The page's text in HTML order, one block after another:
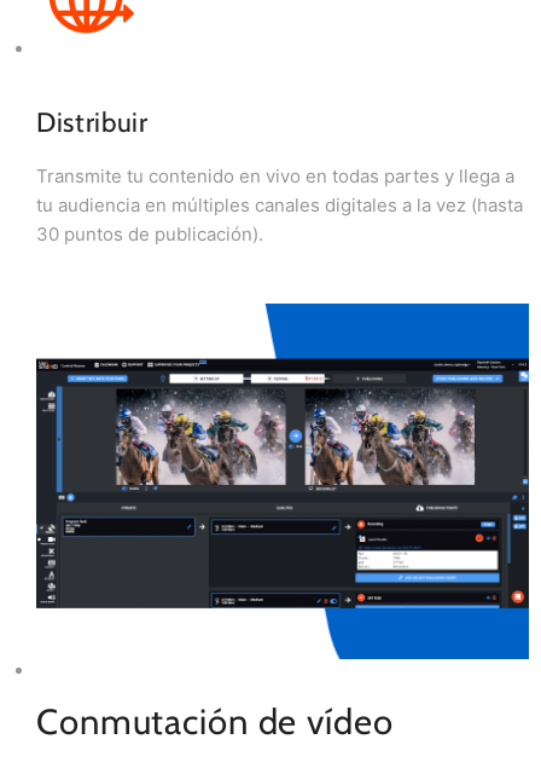
Distribuir
Transmite tu contenido en vivo en todas partes y llega a
tu audiencia en múltiples canales digitales a la vez (hasta
30 puntos de publicación).
Conmutación de vídeo